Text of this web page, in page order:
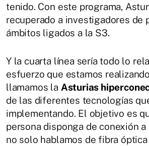
tenido. Con este programa,
recuperado a investigadores de
ámbitos ligados a la S3.
Y la cuarta línea sería todo lo
esfuerzo que estamos
llamamos la Asturias
de las diferentes tecnologías
implementando. El objetivo es
persona disponga de conexión a
no solo hablamos de fibra